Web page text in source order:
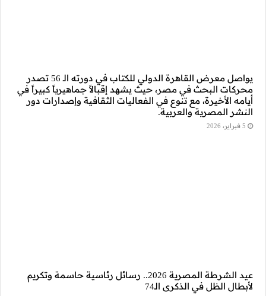
يواصل معرض القاهرة الدولي للكتاب في دورته الـ 56 تصدر
جماهيرياً كبيراً في
وإصدارات دور
رسائل رئاسية حاسمة وتكريم